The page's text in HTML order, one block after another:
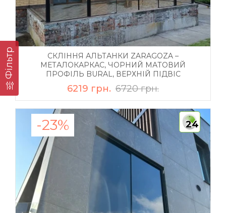
Фільтр
СКЛІННЯ АЛЬТАНКИ ZARAGOZA –
МЕТАЛОКАРКАС, ЧОРНИЙ МАТОВИЙ
ПРОФІЛЬ BURAL, ВЕРХНІЙ ПІДВІС
6219 грн. 6720 грн.
-23% 24